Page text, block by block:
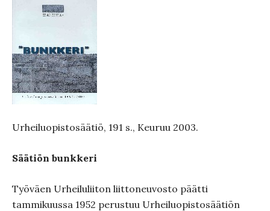
Urheiluopistosäätiö, 191 s., Keuruu 2003.
Säätiön bunkkeri
Työväen Urheiluliiton liittoneuvosto päätti
tammikuussa 1952 perustuu Urheiluopistosäätiön